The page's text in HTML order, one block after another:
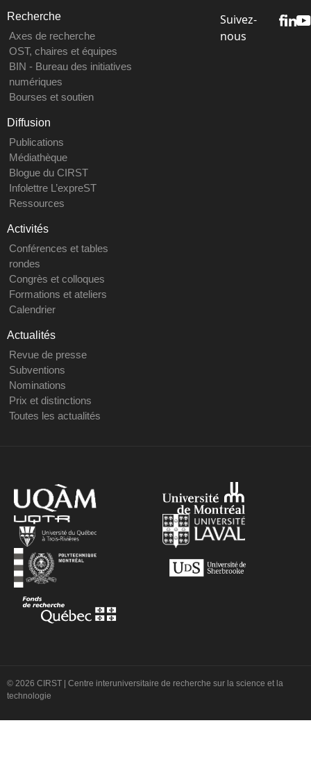
Recherche
Axes de recherche
OST, chaires et équipes
BIN - Bureau des initiatives
numériques
Bourses et soutien
Diffusion
Publications
Médiathèque
Blogue du CIRST
Infolettre L’expreST
Ressources
Activités
Conférences et tables
rondes
Congrès et colloques
Formations et ateliers
Calendrier
Actualités
Revue de presse
Subventions
Nominations
Prix et distinctions
Toutes les actualités
Suivez-
nous
© 2026 CIRST | Centre interuniversitaire de recherche sur la science et la
technologie